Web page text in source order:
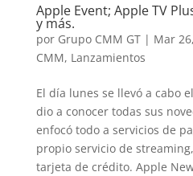
Apple Event; Apple TV
y más.
por Grupo CMM GT| Mar
CMM, Lanzamientos
El día lunes se llevó a cabo
dio a conocer todas sus
enfocó todo a servicios de
propio servicio de
tarjeta de crédito. Apple